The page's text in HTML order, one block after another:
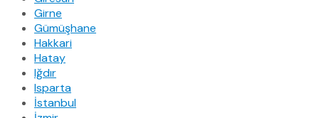
Girne
Gümüşhane
Hakkari
Hatay
Iğdır
Isparta
İstanbul